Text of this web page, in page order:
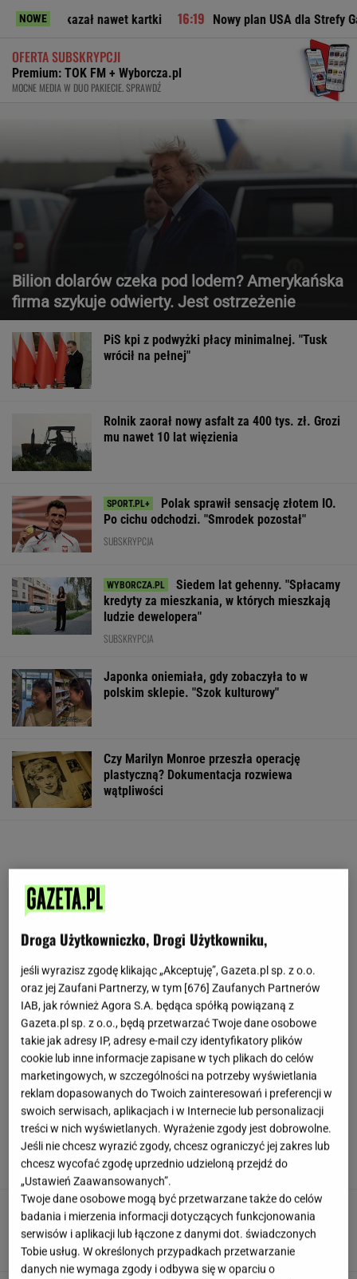
NOWE
nawet kartki Nowy plan USA dla Strefy Gazy. Jest
OFERTA SUBSKRYPCJI
Premium: TOK FM + Wyborcza.pl
MOCNE MEDIA W DUO PAKIECIE. SPRAWDŹ
Bilion dolarów czeka pod lodem? Amerykańska
firma szykuje odwierty. Jest ostrzeżenie
PiS kpi z podwyżki płacy minimalnej. "Tusk
wrócił na pełnej"
Rolnik zaorał nowy asfalt za 400 tys. zł. Grozi
mu nawet 10 lat więzienia
Polak sprawił sensację złotem IO.
Po cichu odchodzi. "Smrodek pozostał"
SUBSKRYPCJA
Siedem lat gehenny. "Spłacamy
kredyty za mieszkania, w których mieszkają
ludzie dewelopera"
SUBSKRYPCJA
Japonka oniemiała, gdy zobaczyła to w
polskim sklepie. "Szok kulturowy"
Czy Marilyn Monroe przeszła operację
plastyczną? Dokumentacja rozwiewa
wątpliwości
Szokujące sceny w parlamencie. Obrzucili
premiera jajkami. Jest nagranie
Ciągnie cię do niedostępnych osób?
Psychologia mówi o powodach
Droga Użytkowniczko, Drogi Użytkowniku,
jeśli wyrazisz zgodę klikając „Akceptuję”, Gazeta.pl sp. z o.o.
oraz jej Zaufani Partnerzy, w tym [676] Zaufanych Partnerów
IAB, jak również Agora S.A. będąca spółką powiązaną z
Gazeta.pl sp. z o.o., będą przetwarzać Twoje dane osobowe
takie jak adresy IP, adresy e-mail czy identyfikatory plików
cookie lub inne informacje zapisane w tych plikach do celów
marketingowych, w szczególności na potrzeby wyświetlania
reklam dopasowanych do Twoich zainteresowań i preferencji w
swoich serwisach, aplikacjach i w Internecie lub personalizacji
treści w nich wyświetlanych. Wyrażenie zgody jest dobrowolne.
Jeśli nie chcesz wyrazić zgody, chcesz ograniczyć jej zakres lub
chcesz wycofać zgodę uprzednio udzieloną przejdź do
„Ustawień Zaawansowanych”.
Twoje dane osobowe mogą być przetwarzane także do celów
badania i mierzenia informacji dotyczących funkcjonowania
serwisów i aplikacji lub łączone z danymi dot. świadczonych
Tobie usług. W określonych przypadkach przetwarzanie
danych nie wymaga zgody i odbywa się w oparciu o